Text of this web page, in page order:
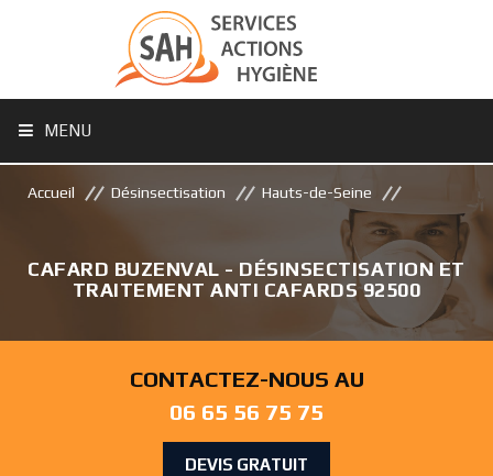
MENU
Accueil Désinsectisation Hauts-de-Seine
CAFARD BUZENVAL - DÉSINSECTISATION ET
TRAITEMENT ANTI CAFARDS 92500
CONTACTEZ-NOUS AU
06 65 56 75 75
DEVIS GRATUIT